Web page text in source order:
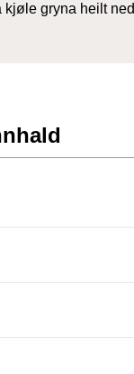
kjøle gryna heilt